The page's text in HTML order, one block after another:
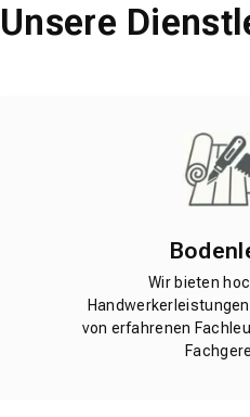
Unsere
Wir bieten
von erfahrenen